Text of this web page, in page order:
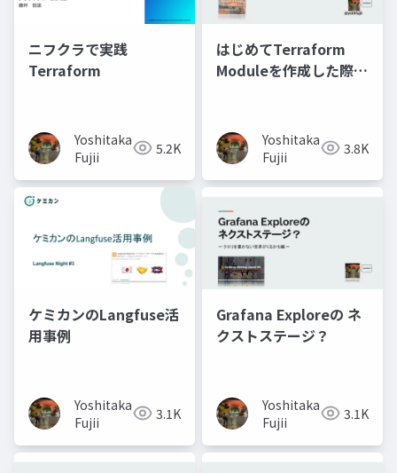
ニフクラで実践
Terraform
Yoshitaka
Fujii
5.2K
はじめてTerraform
Moduleを作成した際に
Yoshitaka
Fujii
3.8K
ケミカンのLangfuse活
用事例
Yoshitaka
Fujii
3.1K
Grafana Exploreの ネ
クストステージ？
Yoshitaka
Fujii
3.1K